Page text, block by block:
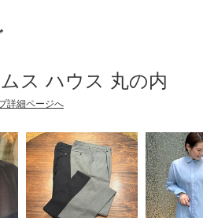
ス ハウス 丸の内
詳細ページへ